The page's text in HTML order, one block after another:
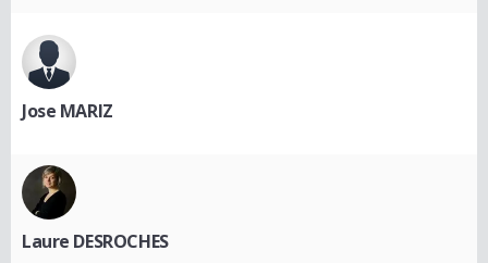
Jose MARIZ
Laure DESROCHES